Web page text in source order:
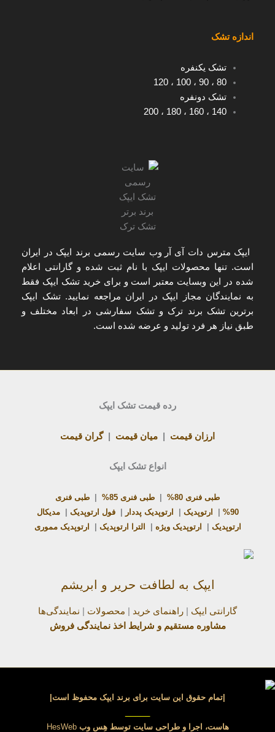
اندازه تشک
تشک یکنفره
80، 90، 100 ، 120
تشک دونفره
140 ، 160 ، 180 ، 200
ایپک مترس دات آی آر وب سایت رسمی برند ایپک در ایران
است. تنها محصولات ایپک با نام ثبت شده و گارانتی اعلام
شده در این وبسایت معتبر است و برایخرید تشک ایپک فقط
به نمایندگان مجاز ایپک در ایران مراجعه نمایید. تشک ایپک
برترین تشک برند ترک و تشک سفارشی در ابعاد مختلف و
طبق نیاز هر فرد تولید و عرضه شده است.
رده قیمت تشک ایپک
ارزان قیمت میان قیمت |گران قیمت
انواع تشک ایپک
طبی فنری 80% طبی فنری 85%
طبی فنری
90%
ارتوپدیک ارتوپدیک پددار |فول ارتوپدیک |مدیکال
ارتوپدیک
ارتوپدیک ویژه الترا ارتوپدیک ارتوپدیک مموری
ایپک به لطافت حریر و ابریشم
گارانتی ایپک | راهنمای خرید | محصولات | نمایندگی‌ها
مشاوره مستقیم و شرایط اخذ نمایندگی فروش
|تمام حقوق این سایت برای برند ایپک محفوظ است|
هاست، اجرا و طراحی سایت توسطهِس وب HesWeb